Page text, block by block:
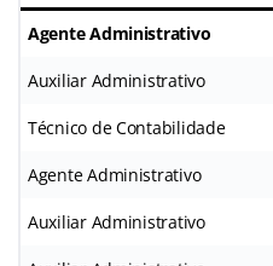
Agente Administrativo
Auxiliar Administrativo
Técnico de Contabilidade
Agente Administrativo
Auxiliar Administrativo